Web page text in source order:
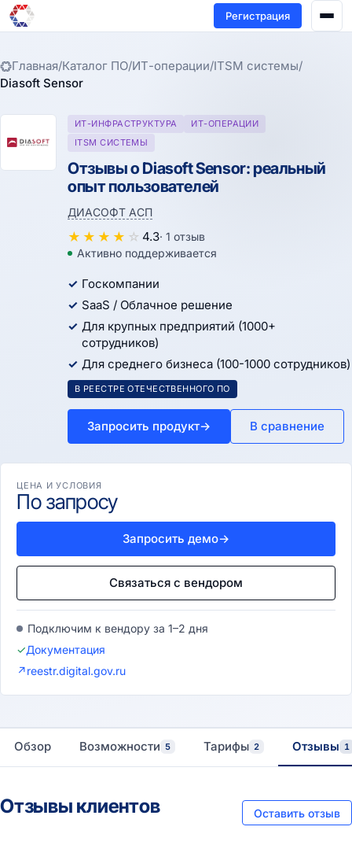
Регистрация
Главная/Каталог ПО/ИТ-операции/ITSM системы/
Diasoft Sensor
ИТ-ИНФРАСТРУКТУРА
ИТ-ОПЕРАЦИИ
ITSM СИСТЕМЫ
Отзывы о Diasoft Sensor: реальный
опыт пользователей
ДИАСОФТ АСП
★ ★ ★ ★ ☆ 4.3· 1 отзыв
Активно поддерживается
Госкомпании
SaaS / Облачное решение
Для крупных предприятий (1000+
сотрудников)
Для среднего бизнеса (100-1000 сотрудников)
В РЕЕСТРЕ ОТЕЧЕСТВЕННОГО ПО
Запросить продукт→ В сравнение
ЦЕНА И УСЛОВИЯ
По запросу
Запросить демо→
Связаться с вендором
Подключим к вендору за 1–2 дня
✓Документация
↗reestr.digital.gov.ru
Обзор Возможности 5 Тарифы 2 Отзывы 1
Отзывы клиентов Оставить отзыв